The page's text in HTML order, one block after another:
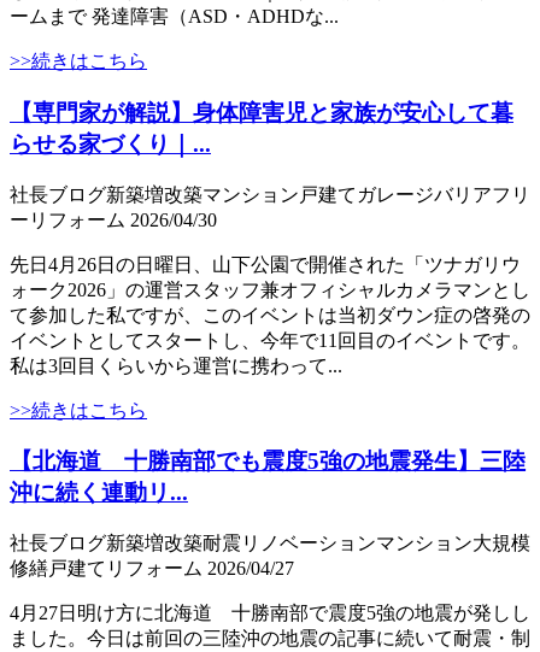
ームまで 発達障害（ASD・ADHDな...
>>続きはこちら
【専門家が解説】身体障害児と家族が安心して暮
らせる家づくり｜...
社長ブログ新築増改築マンション 戸建て ガレージバリアフリ
ー リフォーム 2026/04/30
先日4月26日の日曜日、山下公園で開催された「ツナガリウ
ォーク2026」の運営スタッフ兼オフィシャルカメラマンとし
て参加した私ですが、このイベントは当初ダウン症の啓発の
イベントとしてスタートし、今年で11回目のイベントです。
私は3回目くらいから運営に携わって...
>>続きはこちら
【北海道 十勝南部でも震度5強の地震発生】三陸
沖に続く連動リ...
社長ブログ新築増改築耐震 リノベーションマンション大規模
修繕戸建て リフォーム 2026/04/27
4月27日明け方に北海道 十勝南部で震度5強の地震が発しし
ました。今日は前回の三陸沖の地震の記事に続いて耐震・制